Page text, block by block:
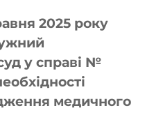
2025 року
у справі №
медичного